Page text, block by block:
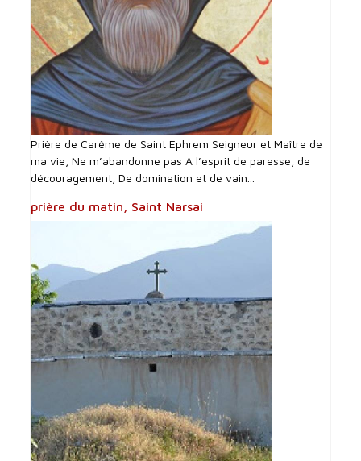
Prière de Carême de Saint Ephrem Seigneur et Maître de
ma vie, Ne m’abandonne pas A l’esprit de paresse, de
découragement, De domination et de vain...
prière du matin, Saint Narsai